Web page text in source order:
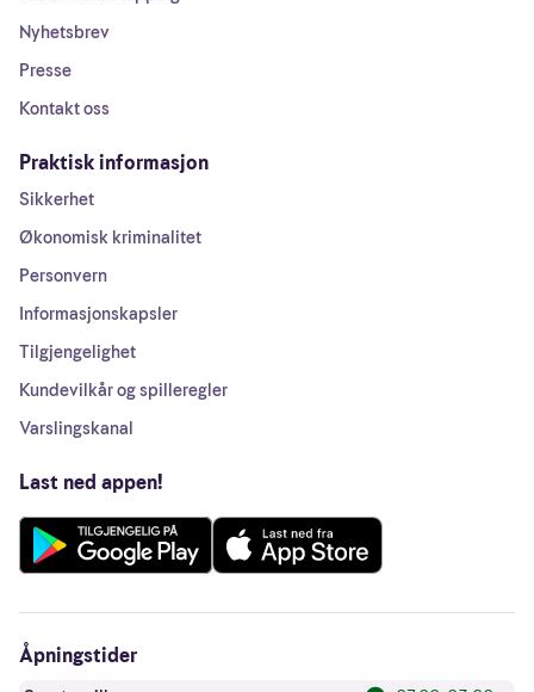
Nyhetsbrev
Presse
Kontakt oss
Praktisk informasjon
Sikkerhet
Økonomisk kriminalitet
Personvern
Informasjonskapsler
Tilgjengelighet
Kundevilkår og spilleregler
Varslingskanal
Last ned appen!
Åpningstider